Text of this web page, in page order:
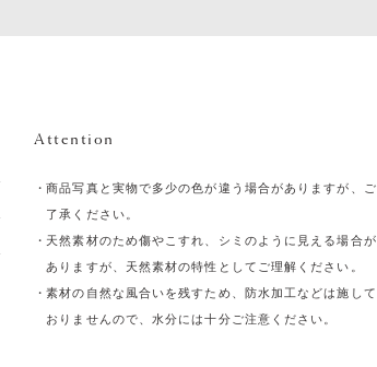
Attention
商品写真と実物で多少の色が違う場合がありますが、ご
了承ください。
天然素材のため傷やこすれ、シミのように見える場合が
ありますが、天然素材の特性としてご理解ください。
素材の自然な風合いを残すため、防水加工などは施して
おりませんので、水分には十分ご注意ください。